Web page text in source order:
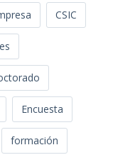
CSIC
Encuesta
formación